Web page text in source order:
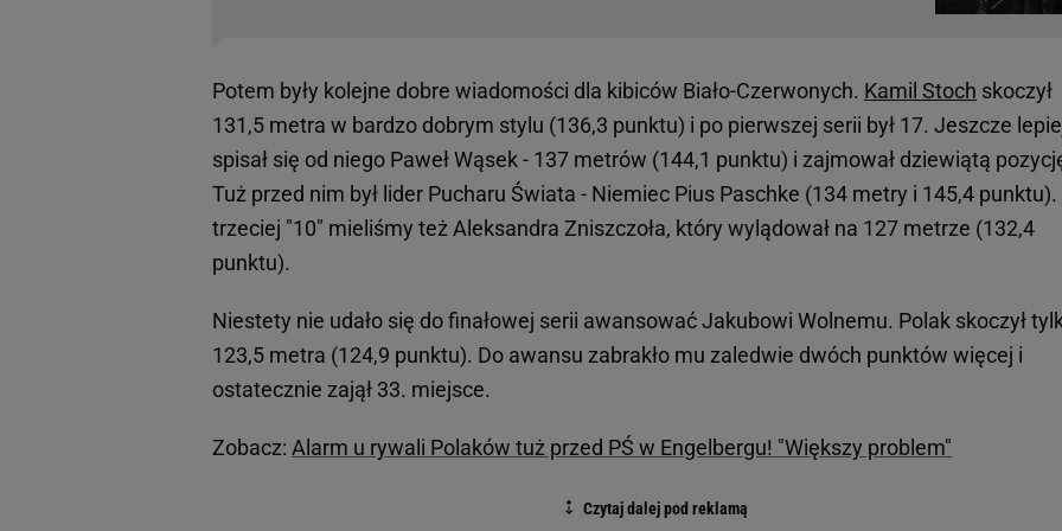
Potem były kolejne dobre wiadomości dla kibiców Biało-Czerwonych. Kamil Stoch skoczył
131,5 metra w bardzo dobrym stylu (136,3 punktu) i po pierwszej serii był 17. Jeszcze
spisał się od niego Paweł Wąsek - 137 metrów (144,1 punktu) i zajmował dziewiątą
Tuż przed nim był lider Pucharu Świata - Niemiec Pius Paschke (134 metry i 145,4 punktu).
trzeciej "10" mieliśmy też Aleksandra Zniszczoła, który wylądował na 127 metrze (132,4
punktu).
Niestety nie udało się do finałowej serii awansować Jakubowi Wolnemu. Polak skoczył
123,5 metra (124,9 punktu). Do awansu zabrakło mu zaledwie dwóch punktów więcej i
ostatecznie zajął 33. miejsce.
Zobacz: Alarm u rywali Polaków tuż przed PŚ w Engelbergu! "Większy problem"